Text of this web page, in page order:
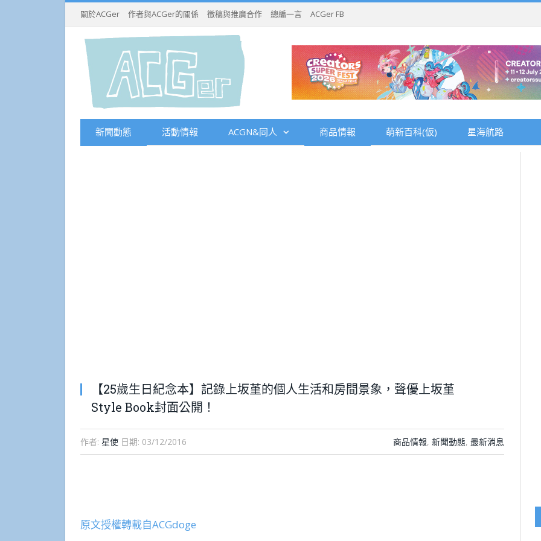
關於ACGer 作者與ACGer的關係 徵稿與推廣合作 總編一言 ACGer FB
新聞動態 活動情報 ACGN&同人 商品情報 萌新百科(仮) 星海航路
【25歲生日紀念本】記錄上坂堇的個人生活和房間景象，聲優上坂堇
Style Book封面公開！
作者: 星使 日期: 03/12/2016 商品情報, 新聞動態, 最新消息
原文授權轉載自ACGdoge